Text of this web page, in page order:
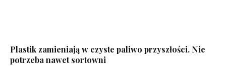
Plastik zamieniają w czyste paliwo przyszłości. Nie
potrzeba nawet sortowni